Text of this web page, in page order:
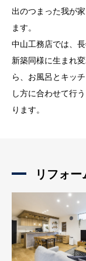
出のつまった我が
ます。
中山工務店では、
新築同様に生まれ
ら、お風呂とキッ
し方に合わせて行
ります。
リフォ